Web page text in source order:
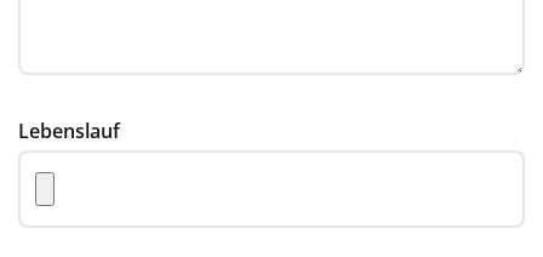
Lebenslauf